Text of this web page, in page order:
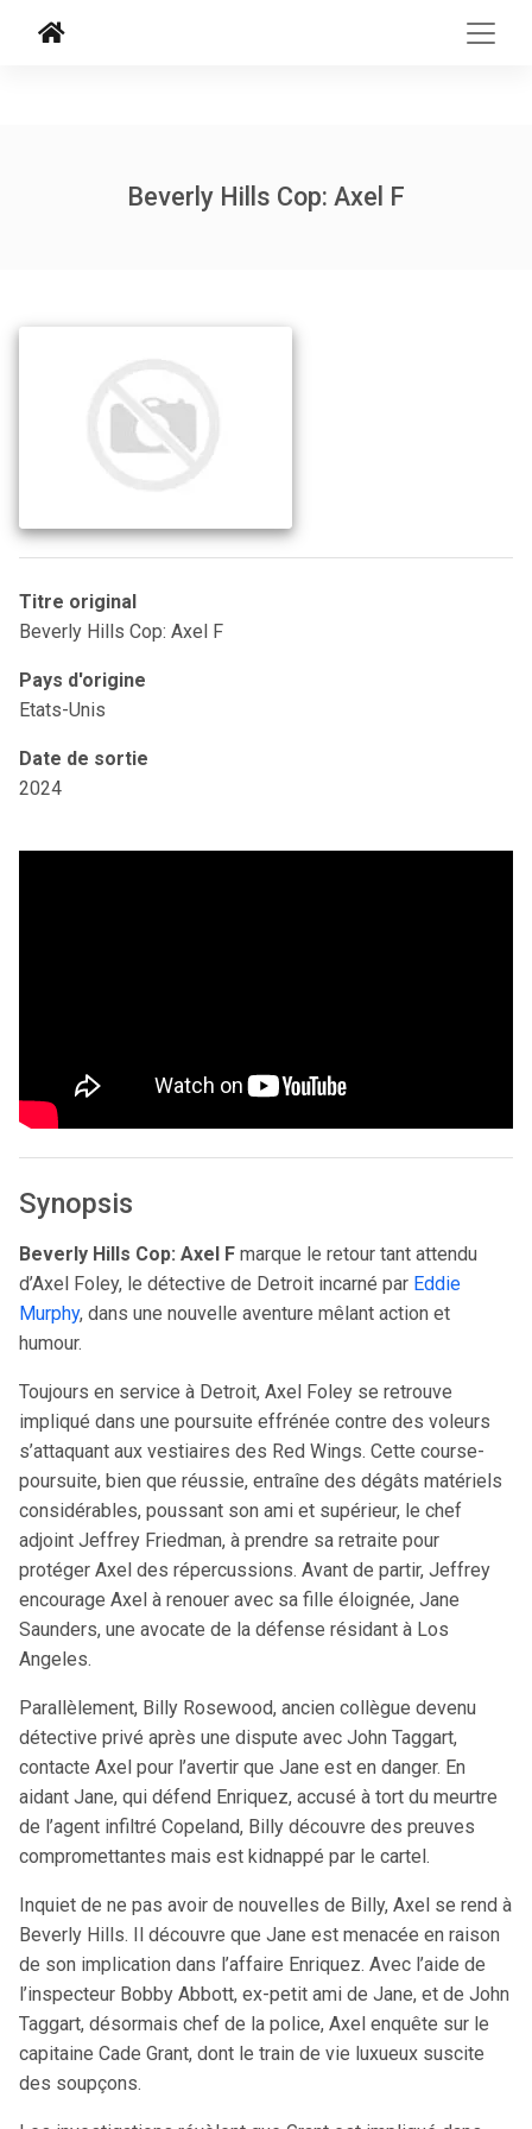
Beverly Hills Cop: Axel F
Titre original
Beverly Hills Cop: Axel F
Pays d'origine
Etats-Unis
Date de sortie
2024
Synopsis
Beverly Hills Cop: Axel F marque le retour tant attendu
d’Axel Foley, le détective de Detroit incarné par Eddie
Murphy, dans une nouvelle aventure mêlant action et
humour.
Toujours en service à Detroit, Axel Foley se retrouve
impliqué dans une poursuite effrénée contre des voleurs
s’attaquant aux vestiaires des Red Wings. Cette course-
poursuite, bien que réussie, entraîne des dégâts matériels
considérables, poussant son ami et supérieur, le chef
adjoint Jeffrey Friedman, à prendre sa retraite pour
protéger Axel des répercussions. Avant de partir, Jeffrey
encourage Axel à renouer avec sa fille éloignée, Jane
Saunders, une avocate de la défense résidant à Los
Angeles.
Parallèlement, Billy Rosewood, ancien collègue devenu
détective privé après une dispute avec John Taggart,
contacte Axel pour l’avertir que Jane est en danger. En
aidant Jane, qui défend Enriquez, accusé à tort du meurtre
de l’agent infiltré Copeland, Billy découvre des preuves
compromettantes mais est kidnappé par le cartel.
Inquiet de ne pas avoir de nouvelles de Billy, Axel se rend à
Beverly Hills. Il découvre que Jane est menacée en raison
de son implication dans l’affaire Enriquez. Avec l’aide de
l’inspecteur Bobby Abbott, ex-petit ami de Jane, et de John
Taggart, désormais chef de la police, Axel enquête sur le
capitaine Cade Grant, dont le train de vie luxueux suscite
des soupçons.